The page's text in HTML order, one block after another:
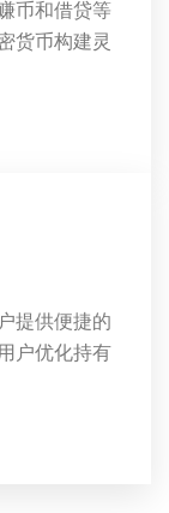
币和借贷等
货币构建灵
提供便捷的
户优化持有